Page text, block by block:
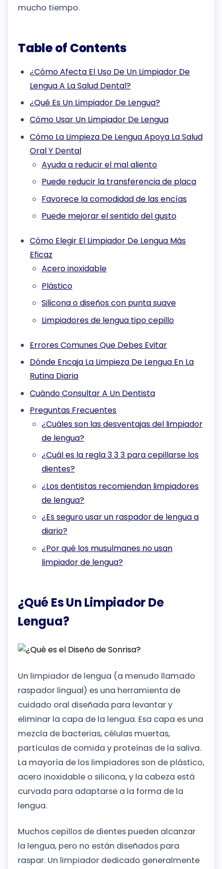
mucho tiempo.
Table of Contents
¿Cómo Afecta El Uso De Un Limpiador De
Lengua A La Salud Dental?
¿Qué Es Un Limpiador De Lengua?
Cómo Usar Un Limpiador De Lengua
Cómo La Limpieza De Lengua Apoya La Salud
Oral Y Dental
Ayuda a reducir el mal aliento
Puede reducir la transferencia de placa
Favorece la comodidad de las encías
Puede mejorar el sentido del gusto
Cómo Elegir El Limpiador De Lengua Más
Eficaz
Acero inoxidable
Plástico
Silicona o diseños con punta suave
Limpiadores de lengua tipo cepillo
Errores Comunes Que Debes Evitar
Dónde Encaja La Limpieza De Lengua En La
Rutina Diaria
Cuándo Consultar A Un Dentista
Preguntas Frecuentes
¿Cuáles son las desventajas del limpiador
de lengua?
¿Cuál es la regla 3 3 3 para cepillarse los
dientes?
¿Los dentistas recomiendan limpiadores
de lengua?
¿Es seguro usar un raspador de lengua a
diario?
¿Por qué los musulmanes no usan
limpiador de lengua?
¿Qué Es Un Limpiador De
Lengua?
Un limpiador de lengua (a menudo llamado
raspador lingual) es una herramienta de
cuidado oral diseñada para levantar y
eliminar la capa de la lengua. Esa capa es una
mezcla de bacterias, células muertas,
partículas de comida y proteínas de la saliva.
La mayoría de los limpiadores son de plástico,
acero inoxidable o silicona, y la cabeza está
curvada para adaptarse a la forma de la
lengua.
Muchos cepillos de dientes pueden alcanzar
la lengua, pero no están diseñados para
raspar. Un limpiador dedicado generalmente